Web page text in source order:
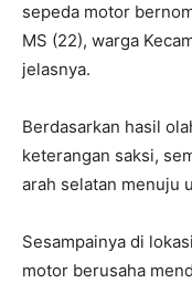
sepeda motor
MS (22), warga
jelasnya.
Berdasarkan hasil
keterangan saksi,
arah selatan menuju
Sesampainya di
motor berusaha